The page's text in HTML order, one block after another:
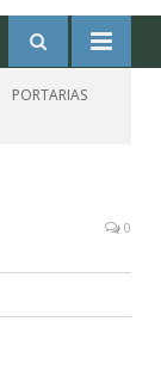
PORTARIAS
0